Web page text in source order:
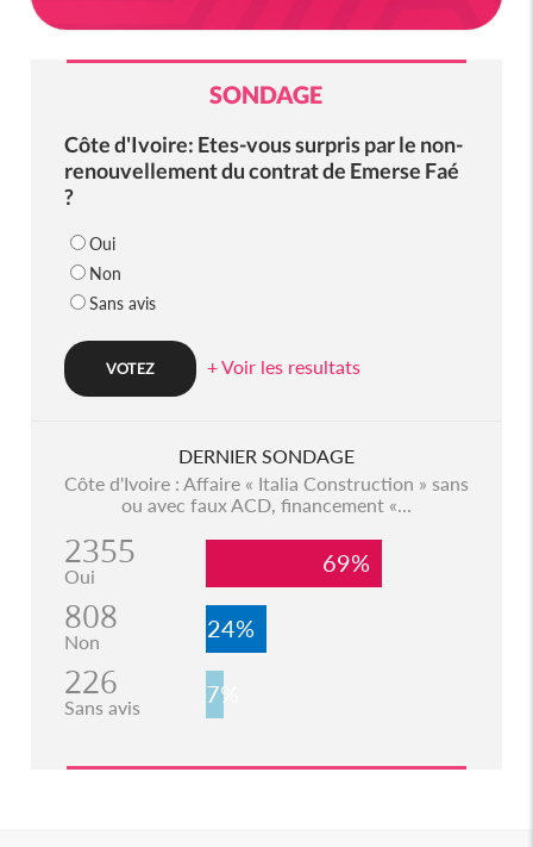
SONDAGE
Côte d'Ivoire: Etes-vous surpris par le non-
renouvellement du contrat de Emerse Faé
?
Oui
Non
Sans avis
+ Voir les resultats
DERNIER SONDAGE
Côte d'Ivoire : Affaire « Italia Construction » sans
ou avec faux ACD, financement «...
2355
Oui 69%
808
Non 24%
226
Sans avis 7%